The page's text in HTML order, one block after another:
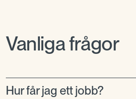
Vanliga frågor
Hur får jag ett jobb?